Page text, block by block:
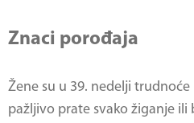
Znaci porođaja
Žene su u 39. nedelji
pažljivo prate svako žiganje